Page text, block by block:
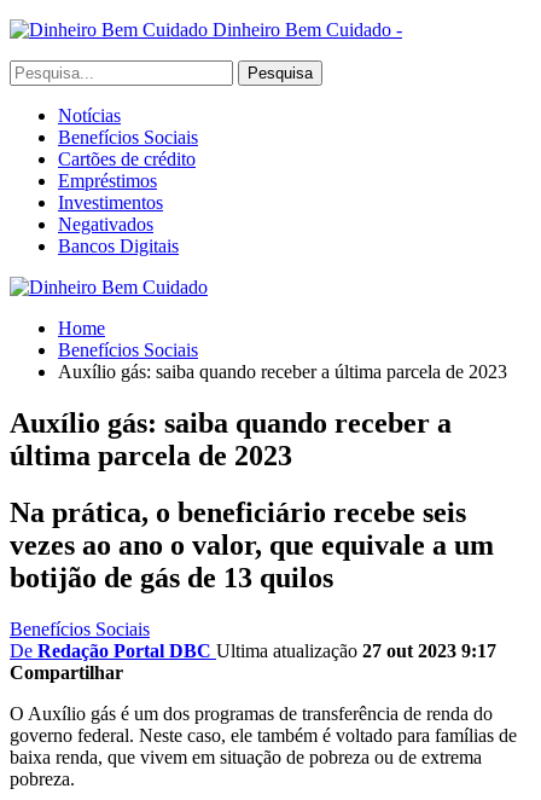
Dinheiro Bem Cuidado -
Notícias
Benefícios Sociais
Cartões de crédito
Empréstimos
Investimentos
Negativados
Bancos Digitais
Home
Benefícios Sociais
Auxílio gás: saiba quando receber a última parcela de 2023
Auxílio gás: saiba quando receber a
última parcela de 2023
Na prática, o beneficiário recebe seis
vezes ao ano o valor, que equivale a um
botijão de gás de 13 quilos
Benefícios Sociais
De Redação Portal DBC Ultima atualização 27 out 2023 9:17
Compartilhar
O Auxílio gás é um dos programas de transferência de renda do
governo federal. Neste caso, ele também é voltado para famílias de
baixa renda, que vivem em situação de pobreza ou de extrema
pobreza.